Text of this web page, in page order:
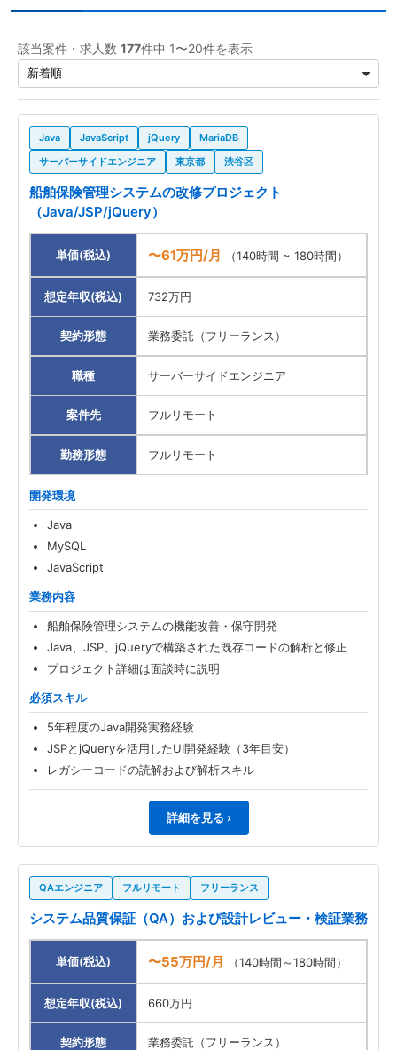
Java
Git 56
PHP
Python
MySQL
HTML
Ruby 11
C# 8
Android
Swift
Flutter
iOS 2
勤務形態
職種
案件先エリア
該当案件・求人数 177件中 1〜20件を表示
Java JavaScript jQuery
MariaDB
サーバーサイドエンジニア
東京都 渋谷区
船舶保険管理システムの改修プロジェクト
（Java/JSP/jQuery）
単価(税込) 〜61万円/月 （140時間 ~ 180時間）
想定年収(税込) 732万円
契約形態 業務委託（フリーランス）
職種 サーバーサイドエンジニア
案件先 フルリモート
勤務形態 フルリモート
開発環境
Java
MySQL
JavaScript
業務内容
船舶保険管理システムの機能改善・保守開発
Java、JSP、jQueryで構築された既存コードの解析と修正
プロジェクト詳細は面談時に説明
必須スキル
5年程度のJava開発実務経験
JSPとjQueryを活用したUI開発経験（3年目安）
レガシーコードの読解および解析スキル
詳細を見る ›
QAエンジニア フルリモート フリーランス
システム品質保証（QA）および設計レビュー・検証業務
単価(税込) 〜55万円/月 （140時間～180時間）
想定年収(税込) 660万円
契約形態 業務委託（フリーランス）